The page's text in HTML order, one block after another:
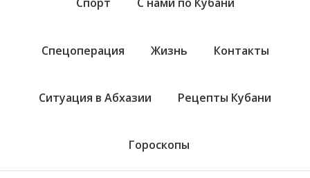
Спецоперация Жизнь Контакты
Ситуация в Абхазии Рецепты Кубани
Гороскопы